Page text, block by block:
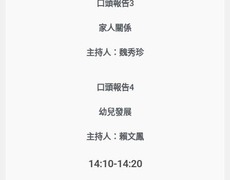
口頭報告3
家人關係
主持人：魏秀珍
口頭報告4
幼兒發展
主持人：賴文鳳
14:10-14:20